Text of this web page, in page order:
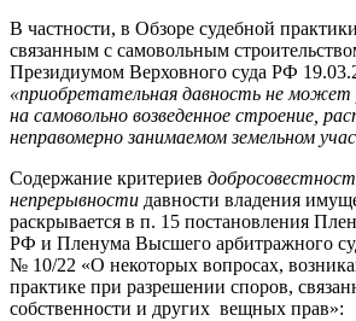
В частности, в Обзоре судебной
связанным с самовольным
Президиумом Верховного суда РФ
«приобретательная давность не может
на самовольно возведенное строение,
неправомерно занимаемом земельном
Содержание критериев
непрерывности давности владения
раскрывается в п. 15 постановления
РФ и Пленума Высшего арбитражного
№ 10/22 «О некоторых вопросах,
практике при разрешении споров,
собственности и других вещных прав»: